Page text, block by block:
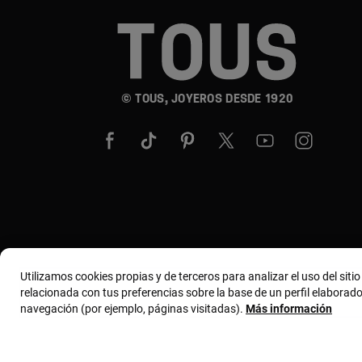
© TOUS, JOYEROS DESDE 1920
Utilizamos cookies propias y de terceros para analizar el uso del
relacionada con tus preferencias sobre la base de un perfil
navegación (por ejemplo, páginas visitadas). Más información